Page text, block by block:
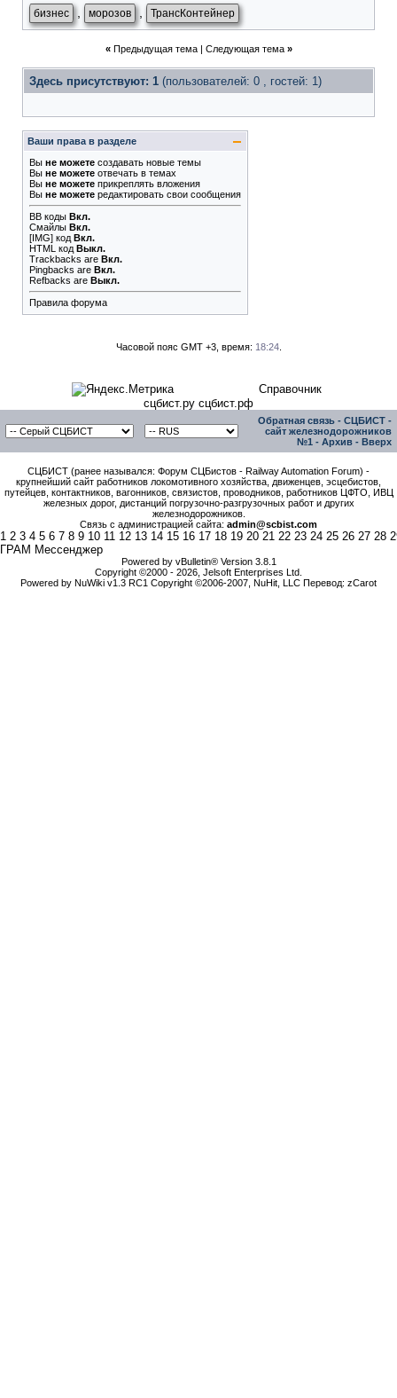
бизнес морозов ТрансКонтейнер
« Предыдущая тема| Следующая тема »
Здесь присутствуют: 1 (пользователей: 0 , гостей: 1)
Ваши права в разделе
Вы не можете создавать новые темы
Вы не можете отвечать в темах
Вы не можете прикреплять вложения
Вы не можете редактировать свои сообщения
BB коды Вкл.
Смайлы Вкл.
[IMG] код Вкл.
HTML код Выкл.
Trackbacks are Вкл.
Pingbacks are Вкл.
Refbacks are Выкл.
Правила форума
Часовой пояс GMT +3, время: 18:24.
Справочник
сцбист.ру сцбист.рф
Обратная связь - СЦБИСТ -
сайт железнодорожников
№1 - Архив - Вверх
СЦБИСТ (ранее назывался: Форум СЦБистов - Railway Automation Forum) -
крупнейший сайт работников локомотивного хозяйства, движенцев, эсцебистов,
путейцев, контактников, вагонников, связистов, проводников, работников ЦФТО, ИВЦ
железных дорог, дистанций погрузочно-разгрузочных работ и других
железнодорожников.
Связь с администрацией сайта: admin@scbist.com
1 2 3 4 5 6 7 8 9 10 11 12 13 14 15 16 17 18 19 20 21 22 23 24 25 26 27 28
ГРАМ Мессенджер
Powered by vBulletin® Version 3.8.1
Copyright ©2000 - 2026, Jelsoft Enterprises Ltd.
Powered by NuWiki v1.3 RC1 Copyright ©2006-2007, NuHit, LLC Перевод: zCarot